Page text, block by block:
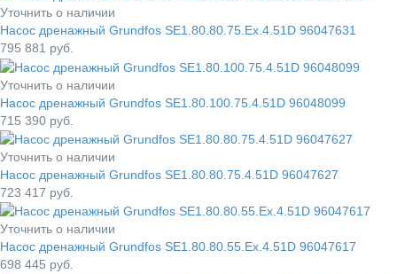
Уточнить о наличии
Насос дренажный Grundfos SE1.80.80.75.Ex.4.51D 96047631
795 881 руб.
Уточнить о наличии
Насос дренажный Grundfos SE1.80.100.75.4.51D 96048099
715 390 руб.
Уточнить о наличии
Насос дренажный Grundfos SE1.80.80.75.4.51D 96047627
723 417 руб.
Уточнить о наличии
Насос дренажный Grundfos SE1.80.80.55.Ex.4.51D 96047617
698 445 руб.